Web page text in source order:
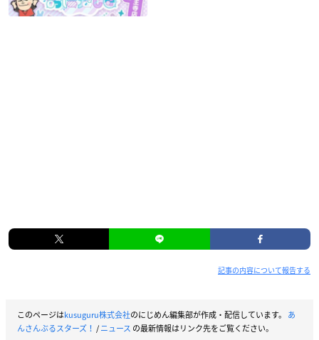
記事の内容について報告する
このページはkusuguru株式会社のにじめん編集部が作成・配信しています。 あ
んさんぶるスターズ！ /ニュース の最新情報はリンク先をご覧ください。